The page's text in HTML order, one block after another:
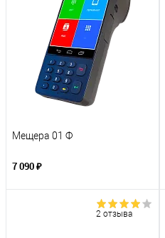
Мещера 01 Ф
7 090 ₽
2 отзыва